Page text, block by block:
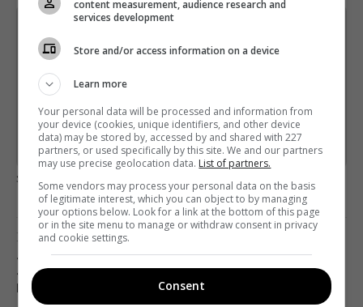
Пишемо з любов'ю
!
Підпишіться ще раз, якщо не отримуєте від нас листи
Підписатись→
Предоставлено SendPulse
загрузка...
Предыдущий пост
«1+1» ПОКАЖЕТ НОВЫЙ СЕЗОН ТРЕВЕЛ-ШОУ
«БОЛЬШИЕ ВЫПУСКИ С АНТОНОМ
ПТУШКИНЫМ»
content measurement, audience research and
services development
Store and/or access information on a device
Learn more
Your personal data will be processed and information from
your device (cookies, unique identifiers, and other device
data) may be stored by, accessed by and shared with 227
partners, or used specifically by this site. We and our partners
may use precise geolocation data. List of partners.
Some vendors may process your personal data on the basis
of legitimate interest, which you can object to by managing
your options below. Look for a link at the bottom of this page
or in the site menu to manage or withdraw consent in privacy
and cookie settings.
Consent